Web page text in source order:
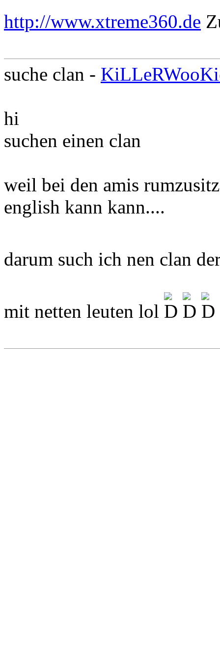
http://www.xtreme360.de
suche clan -
hi
suchen einen clan
weil bei den amis
english kann kann....
darum such ich nen clan
mit netten leuten lol